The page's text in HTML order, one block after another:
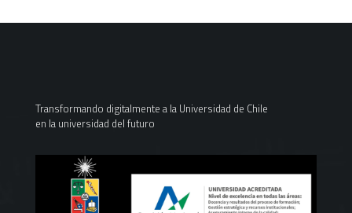
Transformando digitalmente a la Universidad de Chile
en la universidad del futuro